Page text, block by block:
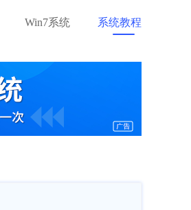
Win7系统 系统教程